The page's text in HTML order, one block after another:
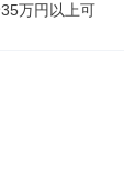
万円以上可